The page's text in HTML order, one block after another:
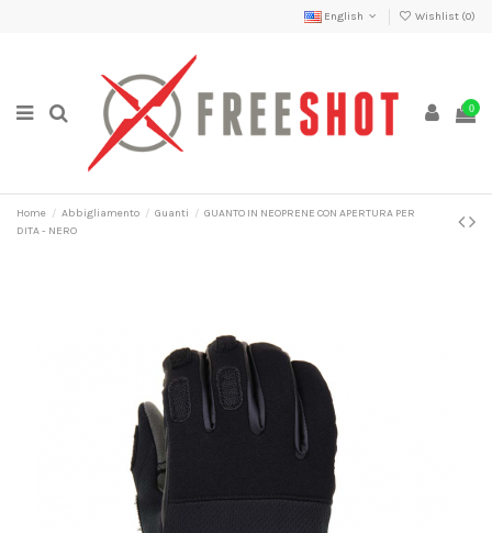
English Wishlist (0)
0
Home Abbigliamento Guanti
GUANTO IN NEOPRENE CON APERTURA PER
DITA - NERO